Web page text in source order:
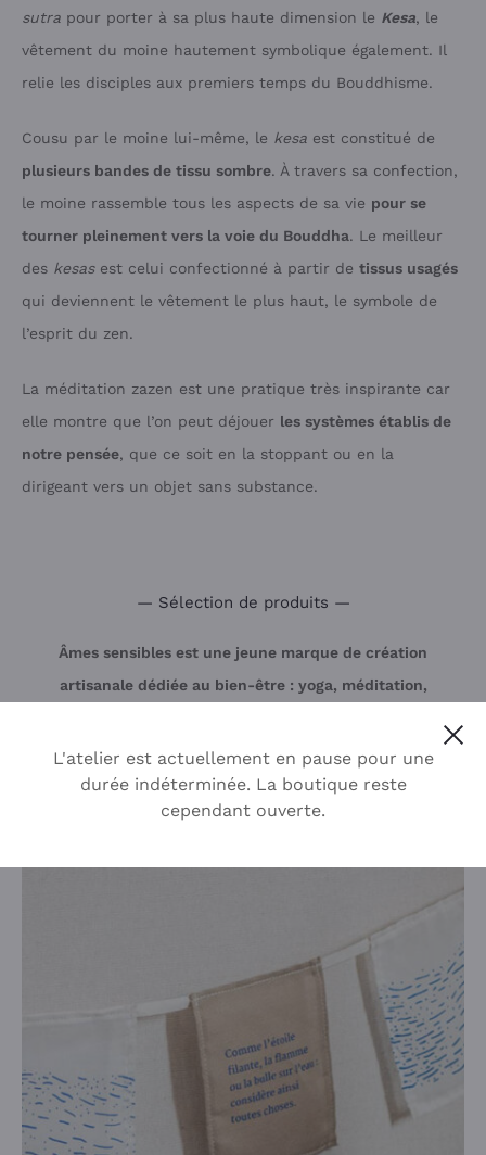
sutra pour porter à sa plus haute dimension le Kesa, le
vêtement du moine hautement symbolique également. Il
relie les disciples aux premiers temps du Bouddhisme.
Cousu par le moine lui-même, le kesa est constitué de
plusieurs bandes de tissu sombre. À travers sa confection,
le moine rassemble tous les aspects de sa vie pour se
tourner pleinement vers la voie du Bouddha. Le meilleur
des kesasest celui confectionné à partir de tissus usagés
qui deviennent le vêtement le plus haut, le symbole de
l’esprit du zen.
La méditation zazen est une pratique très inspirante car
elle montre que l’on peut déjouer les systèmes établis de
notre pensée, que ce soit en la stoppant ou en la
dirigeant vers un objet sans substance.
— Sélection de produits —
Âmes sensibles est une jeune marque de création
artisanale dédiée au bien-être : yoga, méditation,
Découvrez la collection !
L'atelier est actuellement en pause pour une
durée indéterminée. La boutique reste
cependant ouverte.